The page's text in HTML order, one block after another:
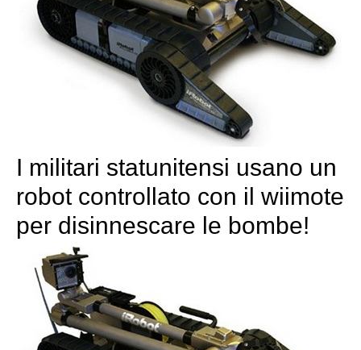
I militari statunitensi usano un
robot controllato con il wiimote
per disinnescare le bombe!